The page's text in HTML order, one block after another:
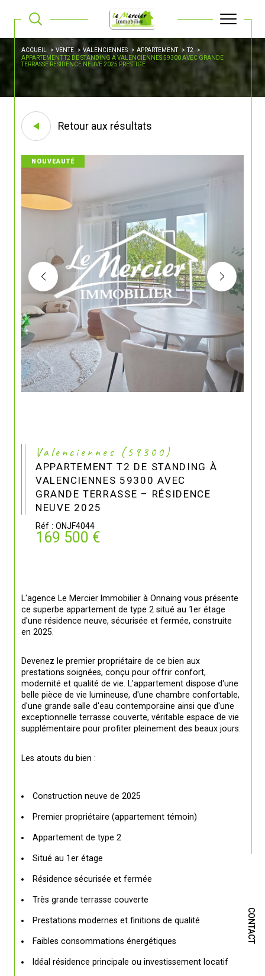
CONTACT
ACCUEIL VENTE VALENCIENNES APPARTEMENT
T2
APPARTEMENT T2 DE STANDING A VALENCIENNES 59300 AVEC GRANDE
TERRASSE RESIDENCE NEUVE 2025 PRESTIGE
Retour aux résultats
NOUVEAUTÉ
Valenciennes (59300)
APPARTEMENT T2 DE STANDING À
VALENCIENNES 59300 AVEC
GRANDE TERRASSE – RÉSIDENCE
NEUVE 2025
Réf : ONJF4044
169 500 €
L'agence Le Mercier Immobilier à Onnaing vous présente
ce superbe appartement de type 2 situé au 1er étage
d'une résidence neuve, sécurisée et fermée, construite
en 2025.
Devenez le premier propriétaire de ce bien aux
prestations soignées, conçu pour offrir confort,
modernité et qualité de vie. L'appartement dispose d'une
belle pièce de vie lumineuse, d'une chambre confortable,
d'une grande salle d'eau contemporaine ainsi que d'une
exceptionnelle terrasse couverte, véritable espace de vie
supplémentaire pour profiter pleinement des beaux jours.
Les atouts du bien :
Construction neuve de 2025
Premier propriétaire (appartement témoin)
Appartement de type 2
Situé au 1er étage
Résidence sécurisée et fermée
Très grande terrasse couverte
Prestations modernes et finitions de qualité
Faibles consommations énergétiques
Idéal résidence principale ou investissement locatif